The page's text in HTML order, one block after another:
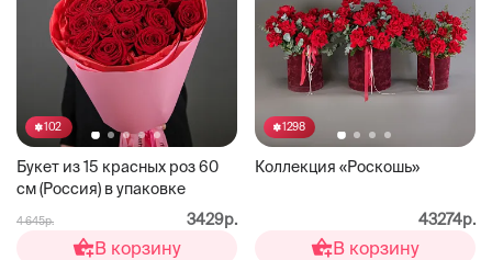
102
Букет из 15 красных роз 60
см (Россия) в упаковке
4 645р. 3429р.
В корзину
1298
Коллекция «Роскошь»
43274р.
В корзину